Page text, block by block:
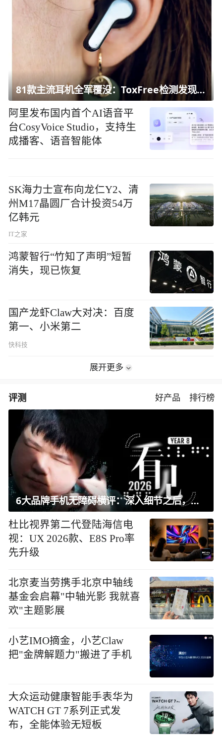
81款主流耳机全军覆没：ToxFree检测发现均含对人体有害化学物质
阿里发布国内首个AI语音平
台CosyVoice Studio，支持生
成播客、语音智能体
SK海力士宣布向龙仁Y2、清
州M17晶圆厂合计投资54万
亿韩元
IT之家
鸿蒙智行“竹知了声明”短暂
消失，现已恢复
国产龙虾Claw大对决：百度
第一、小米第二
快科技
展开更多
评测 好产品 排行榜
6大品牌手机无障碍横评：深入细节之后，似乎只有苹果能挺住？｜ 看见2026
杜比视界第二代登陆海信电
视：UX 2026款、E8S Pro率
先升级
北京麦当劳携手北京中轴线
基金会启幕"中轴光影 我就喜
欢"主题影展
小艺IMO摘金，小艺Claw
把"金牌解题力"搬进了手机
大众运动健康智能手表华为
WATCH GT 7系列正式发
布，全能体验无短板